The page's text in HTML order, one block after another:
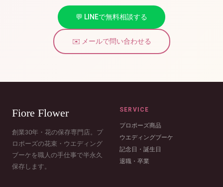
💬 LINEで無料相談する
✉️ メールで問い合わせる
Fiore Flower
創業30年・花の保存専門店。プ
ロポーズの花束・ウエディング
ブーケを職人の手仕事で半永久
保存します。
SERVICE
プロポーズ商品
ウエディングブーケ
記念日・誕生日
退職・卒業